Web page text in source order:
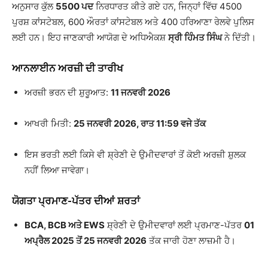
ਅਨੁਸਾਰ ਕੁੱਲ 5500 ਪਦਨਿਰਧਾਰਤ ਕੀਤੇ ਗਏ ਹਨ, ਜਿਨ੍ਹਾਂ ਵਿੱਚ 4500
ਪੁਰਸ਼ ਕਾਂਸਟੇਬਲ, 600 ਔਰਤਾਂ ਕਾਂਸਟੇਬਲ ਅਤੇ 400 ਹਰਿਆਣਾ ਰੇਲਵੇ ਪੁਲਿਸ
ਲਈ ਹਨ। ਇਹ ਜਾਣਕਾਰੀ ਆਯੋਗ ਦੇ ਅਧਿਐਕਸ਼ਸ੍ਰੀ ਹਿੰਮਤ ਸਿੰਘਨੇ ਦਿੱਤੀ।
ਆਨਲਾਈਨ ਅਰਜ਼ੀ ਦੀ ਤਾਰੀਖ
ਅਰਜ਼ੀ ਭਰਨ ਦੀ ਸ਼ੁਰੂਆਤ: 11 ਜਨਵਰੀ 2026
ਆਖਰੀ ਮਿਤੀ: 25 ਜਨਵਰੀ 2026, ਰਾਤ 11:59 ਵਜੇ ਤੱਕ
ਇਸ ਭਰਤੀ ਲਈ ਕਿਸੇ ਵੀ ਸ਼੍ਰੇਣੀ ਦੇ ਉਮੀਦਵਾਰਾਂ ਤੋਂ ਕੋਈ ਅਰਜ਼ੀ ਸ਼ੁਲਕ
ਨਹੀਂ ਲਿਆ ਜਾਵੇਗਾ।
ਯੋਗਤਾ ਪ੍ਰਮਾਣ-ਪੱਤਰ ਦੀਆਂ ਸ਼ਰਤਾਂ
BCA, BCB ਅਤੇ EWS ਸ਼੍ਰੇਣੀ ਦੇ ਉਮੀਦਵਾਰਾਂ ਲਈ ਪ੍ਰਮਾਣ-ਪੱਤਰ01
ਅਪ੍ਰੈਲ 2025 ਤੋਂ 25 ਜਨਵਰੀ 2026 ਤੱਕ ਜਾਰੀ ਹੋਣਾ ਲਾਜ਼ਮੀ ਹੈ।